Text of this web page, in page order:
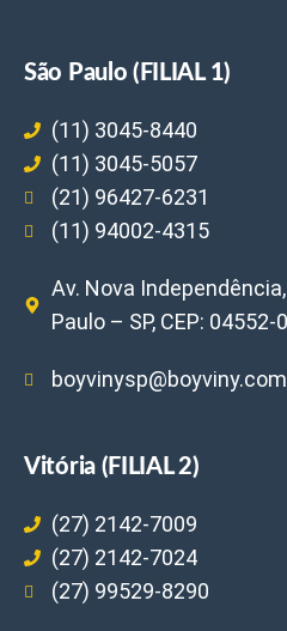
São Paulo (FILIAL 1)
(11) 3045-8440
(11) 3045-5057
(21) 96427-6231
(11) 94002-4315
Av. Nova
Paulo – SP, CEP: 04552-
Vitória (FILIAL 2)
(27) 2142-7009
(27) 2142-7024
(27) 99529-8290